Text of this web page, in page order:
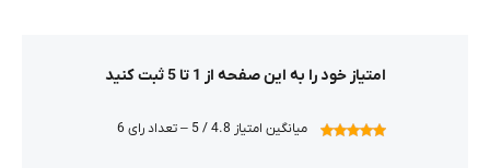
امتیاز خود را به این صفحه از 1 تا 5 ثبت کنید
میانگین امتیاز 4.8 / 5 – تعداد رای 6